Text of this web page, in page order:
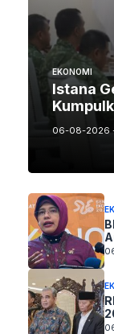
EKONOMI
Istana
06-08-2026